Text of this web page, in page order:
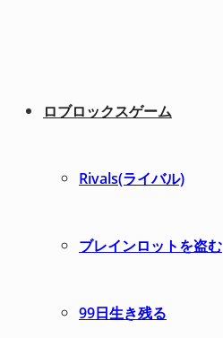
ロブロックスゲーム
Rivals(ライバル)
ブレインロットを盗む
99日生き残る